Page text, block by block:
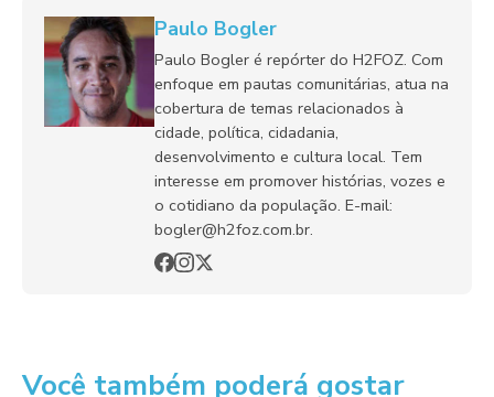
Paulo Bogler
Paulo Bogler é repórter do H2FOZ. Com
enfoque em pautas comunitárias, atua na
cobertura de temas relacionados à
cidade, política, cidadania,
desenvolvimento e cultura local. Tem
interesse em promover histórias, vozes e
o cotidiano da população. E-mail:
bogler@h2foz.com.br.
Você também poderá gostar